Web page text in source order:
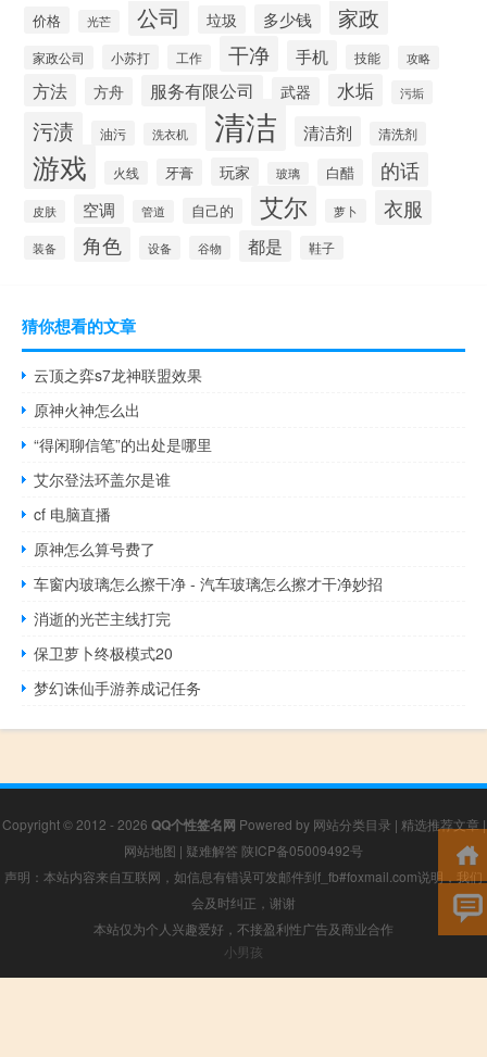
价格 光芒 公司 垃圾 多少钱 家政
家政公司 小苏打 工作 干净 手机 技能 攻略
方法 方舟 服务有限公司 武器 水垢 污垢
污渍 油污 洗衣机 清洁 清洁剂 清洗剂
游戏 火线 牙膏 玩家 玻璃 白醋 的话
皮肤 空调 管道 自己的 艾尔 萝卜 衣服
装备 角色 设备 谷物 都是 鞋子
猜你想看的文章
云顶之弈s7龙神联盟效果
原神火神怎么出
“得闲聊信笔”的出处是哪里
艾尔登法环盖尔是谁
cf 电脑直播
原神怎么算号费了
车窗内玻璃怎么擦干净 - 汽车玻璃怎么擦才干净妙招
消逝的光芒主线打完
保卫萝卜终极模式20
梦幻诛仙手游养成记任务
Copyright © 2012 - 2026 QQ个性签名网 Powered by 网站分类目录 | 精选推荐文章 |
网站地图 | 疑难解答 陕ICP备05009492号
声明：本站内容来自互联网，如信息有错误可发邮件到f_fb#foxmail.com说明，我们
会及时纠正，谢谢
本站仅为个人兴趣爱好，不接盈利性广告及商业合作
小男孩